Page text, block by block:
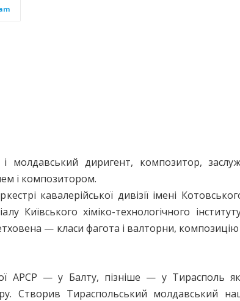
диригент, композитор,
і композитором.
кавалерійської дивізії імені
Київського хіміко-технологічного
— класи фагота і валторни,
АРСР — у Балту, пізніше — у Тирасполь
Створив Тираспольський молдавський